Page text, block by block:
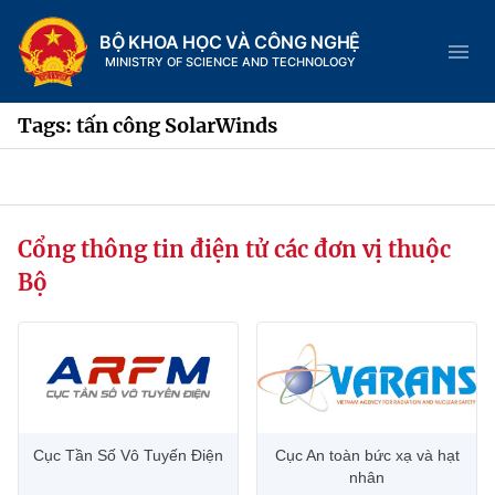
BỘ KHOA HỌC VÀ CÔNG NGHỆ
MINISTRY OF SCIENCE AND TECHNOLOGY
Trang chủ
Chức năng nhiệm vụ
Tin tức sự kiện
Hệ thống văn bản
Tags: tấn công SolarWinds
Cổng thông tin điện tử các đơn vị thuộc
Bộ
Cục Tần Số Vô Tuyến Điện
Cục An toàn bức xạ và hạt
nhân